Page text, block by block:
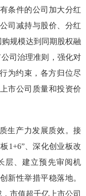
条件的公司 加大分红
司减持与股价、分红
规模达到同期股权融
司治理准则，强化对
行为约束 ， 各方归位尽
上市公司质量和投资价
生产力发展质效。接
1+6”、深化创业板改
层、建立预先审阅机
新性举措平稳落地。
市值超千亿上市公司